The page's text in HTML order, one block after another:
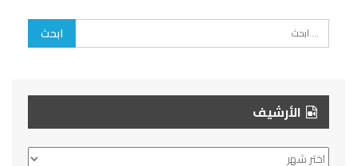
الأرشيف
الأرشيف